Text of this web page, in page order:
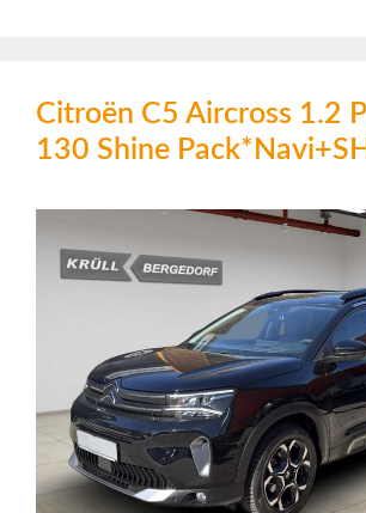
Citroën C5 Aircross 1.2
130 Shine